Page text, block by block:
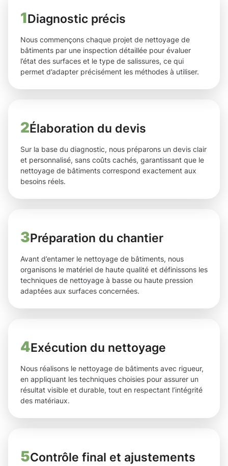
1Diagnostic précis
Nous commençons chaque projet de nettoyage de
bâtiments par une inspection détaillée pour évaluer
l’état des surfaces et le type de salissures, ce qui
permet d’adapter précisément les méthodes à utiliser.
2Élaboration du devis
Sur la base du diagnostic, nous préparons un devis clair
et personnalisé, sans coûts cachés, garantissant que le
nettoyage de bâtiments correspond exactement aux
besoins réels.
3Préparation du chantier
Avant d’entamer le nettoyage de bâtiments, nous
organisons le matériel de haute qualité et définissons les
techniques de nettoyage à basse ou haute pression
adaptées aux surfaces concernées.
4Exécution du nettoyage
Nous réalisons le nettoyage de bâtiments avec rigueur,
en appliquant les techniques choisies pour assurer un
résultat visible et durable, tout en respectant l’intégrité
des matériaux.
5Contrôle final et ajustements